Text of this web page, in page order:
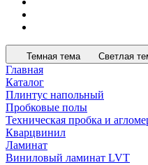
Темная тема Светлая
Главная
Каталог
Плинтус напольный
Пробковые полы
Техническая пробка и
Кварцвинил
Ламинат
Виниловый ламинат LVT